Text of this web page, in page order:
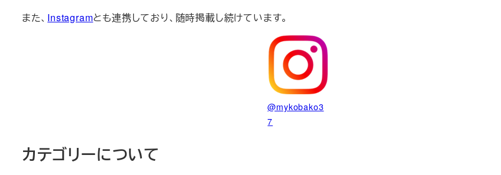
また、 Instagramとも連携しており、随時掲載し続けています。
@mykobako3
7
カテゴリーについて